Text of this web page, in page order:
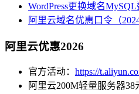
WordPress更换域名
阿里云域名优惠口令（
阿里云优惠2026
官方活动： https://
阿里云200M轻量服务器38